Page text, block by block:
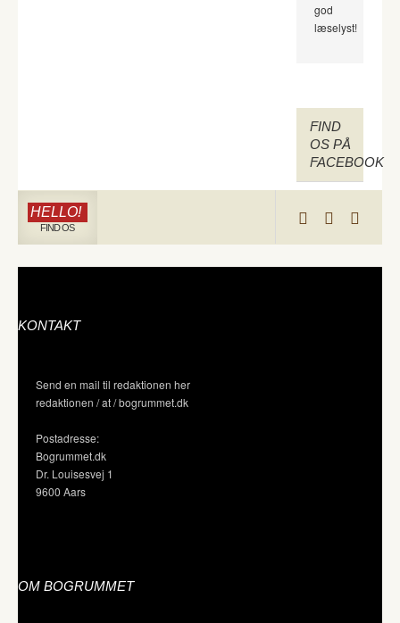
god
læselyst!
FIND
OS PÅ
FACEBOOK
HELLO!
FIND OS
KONTAKT
Send en mail til redaktionen her
redaktionen / at / bogrummet.dk
Postadresse:
Bogrummet.dk
Dr. Louisesvej 1
9600 Aars
OM BOGRUMMET